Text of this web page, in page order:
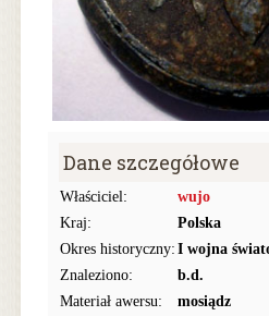
Dane szczegółowe
Właściciel:
wujo
Kraj:
Polska
Okres historyczny: I wojna
Znaleziono:
b.d.
Materiał awersu:
mosiądz